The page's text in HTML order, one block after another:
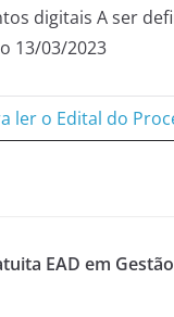
digitais A ser
13/03/2023
ler o Edital do
EAD em